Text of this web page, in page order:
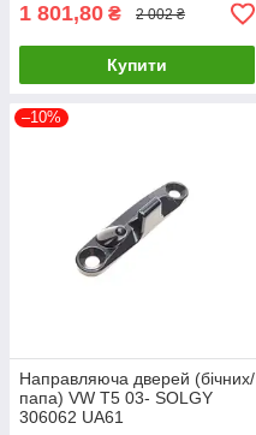
1 801,80 ₴ 2 002 ₴
Купити
–10%
Направляюча дверей (бічних/
папа) VW T5 03- SOLGY
306062 UA61